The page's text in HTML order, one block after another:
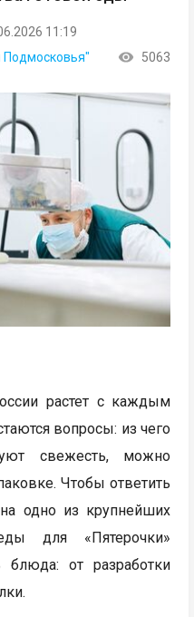
11:19
Подмосковья" 5063
растет с каждым
вопросы: из чего
свежесть, можно
Чтобы ответить
одно из крупнейших
для «Пятерочки»
от разработки